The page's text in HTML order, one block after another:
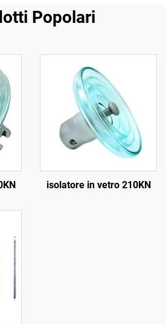
Popolari
isolatore in vetro 210KN